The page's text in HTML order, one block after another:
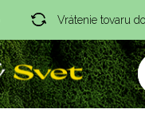
Vrátenie tovaru